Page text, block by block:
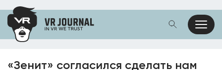
«Зенит» согласился сделать нам